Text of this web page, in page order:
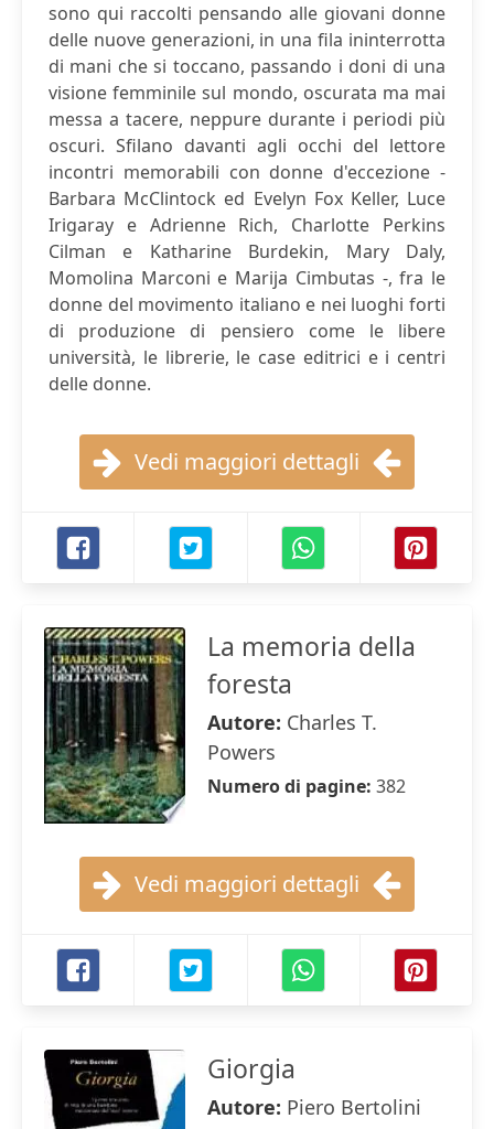
sono qui raccolti pensando alle giovani donne
delle nuove generazioni, in una fila ininterrotta
di mani che si toccano, passando i doni di una
visione femminile sul mondo, oscurata ma mai
messa a tacere, neppure durante i periodi più
oscuri. Sfilano davanti agli occhi del lettore
incontri memorabili con donne d'eccezione -
Barbara McClintock ed Evelyn Fox Keller, Luce
Irigaray e Adrienne Rich, Charlotte Perkins
Cilman e Katharine Burdekin, Mary Daly,
Momolina Marconi e Marija Cimbutas -, fra le
donne del movimento italiano e nei luoghi forti
di produzione di pensiero come le libere
università, le librerie, le case editrici e i centri
delle donne.
Vedi maggiori dettagli
La memoria della
foresta
Autore: Charles T.
Powers
Numero di pagine: 382
Vedi maggiori dettagli
Giorgia
Autore: Piero Bertolini